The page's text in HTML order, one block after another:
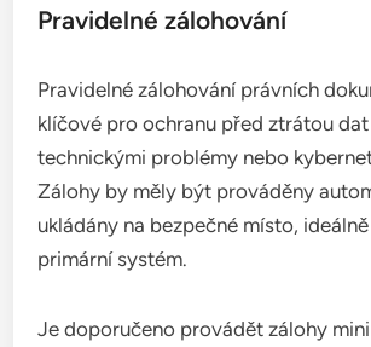
Pravidelné zálohování
Pravidelné zálohování právních
klíčové pro ochranu před ztrátou
technickými problémy nebo
Zálohy by měly být prováděny
ukládány na bezpečné místo,
primární systém.
Je doporučeno provádět zálohy